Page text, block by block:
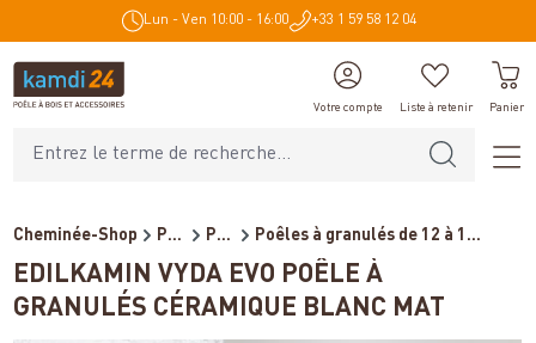
principal Lun - Ven 10:00 - 16:00 +33 1 59 58 12 04
Votre compte Liste à retenir Panier
Cheminée-Shop Poêles et cheminées Poêles à granulés / Cheminé... Poêles à granulés de 12 à 1...
EDILKAMIN VYDA EVO POÊLE À
GRANULÉS CÉRAMIQUE BLANC MAT